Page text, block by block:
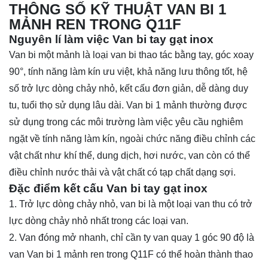
THÔNG SỐ KỸ THUẬT VAN BI 1
MẢNH REN TRONG Q11F
Nguyên lí làm việc Van bi tay gạt inox
Van bi một mảnh là loại van bi thao tác bằng tay, góc xoay
90°, tính năng làm kín ưu việt, khả năng lưu thông tốt, hệ
số trở lực dòng chảy nhỏ, kết cấu đơn giản, dễ dàng duy
tu, tuổi thọ sử dụng lâu dài. Van bi 1 mảnh thường được
sử dụng trong các môi trường làm việc yêu cầu nghiêm
ngặt về tính năng làm kín, ngoài chức năng điều chỉnh các
vật chất như khí thể, dung dịch, hơi nước, van còn có thể
điều chỉnh nước thải và vật chất có tạp chất dạng sợi.
Đặc điểm kết cấu Van bi tay gạt inox
1. Trở lực dòng chảy nhỏ, van bi là một loại van thu có trở
lực dòng chảy nhỏ nhất trong các loại van.
2. Van đóng mở nhanh, chỉ cần ty van quay 1 góc 90 độ là
van Van bi 1 mảnh ren trong Q11F có thể hoàn thành thao